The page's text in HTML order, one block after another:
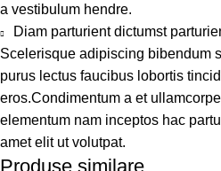
a vestibulum hendre.
Diam parturient dictumst
Scelerisque adipiscing bibendum
purus lectus faucibus lobortis
eros.Condimentum a et
elementum nam inceptos hac
amet elit ut volutpat.
Produse similare